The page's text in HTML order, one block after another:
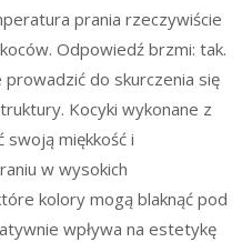
prania rzeczywiście
Odpowiedź brzmi: tak.
do skurczenia się
Kocyki wykonane z
swoją miękkość i
w wysokich
kolory mogą blaknąć pod
wpływa na estetykę